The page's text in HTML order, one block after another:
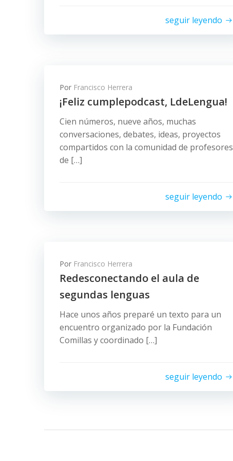
seguir leyendo
Por Francisco Herrera
¡Feliz cumplepodcast, LdeLengua!
Cien números, nueve años, muchas
conversaciones, debates, ideas, proyectos
compartidos con la comunidad de profesores
de […]
seguir leyendo
Por Francisco Herrera
Redesconectando el aula de
segundas lenguas
Hace unos años preparé un texto para un
encuentro organizado por la Fundación
Comillas y coordinado […]
seguir leyendo